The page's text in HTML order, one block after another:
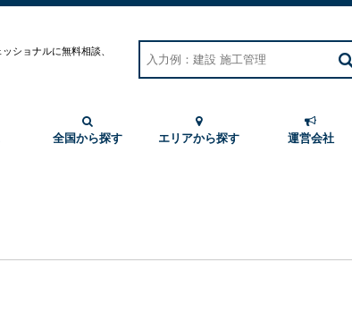
ショナルに無料相談、
全国から探す エリアから探す 運営会社